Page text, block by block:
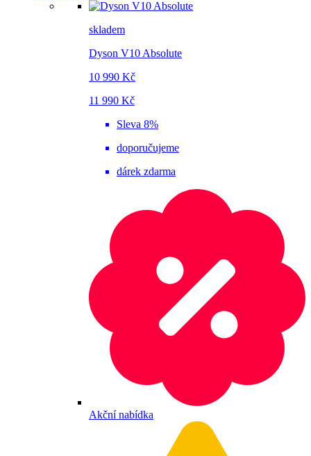
skladem
Dyson V10 Absolute
10 990 Kč
11 990 Kč
Sleva 8%
doporučujeme
dárek zdarma
Akční nabídka